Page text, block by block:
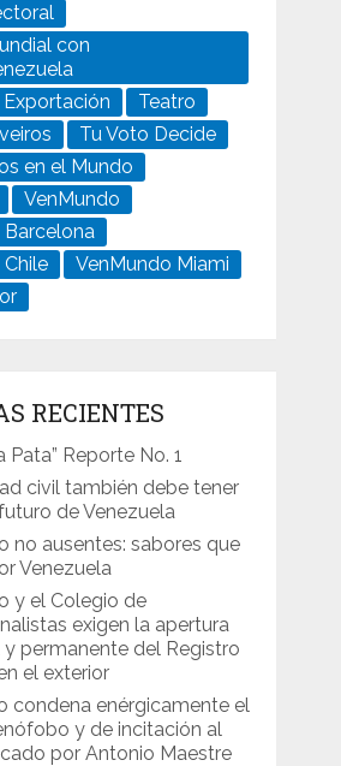
con
Teatro
Tu Voto Decide
en el Mundo
VenMundo
VenMundo Miami
RECIENTES
Pata” Reporte No. 1
civil también debe tener
de Venezuela
no ausentes: sabores que
Venezuela
y el Colegio de
exigen la apertura
permanente del Registro
el exterior
condena enérgicamente el
y de incitación al
por Antonio Maestre